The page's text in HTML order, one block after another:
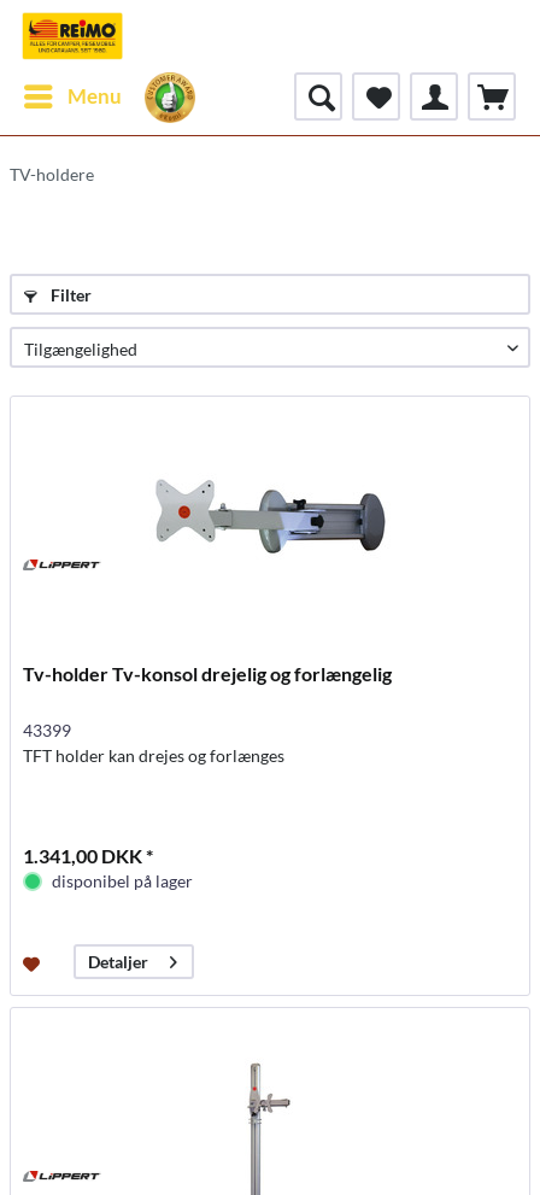
Menu
TV-holdere
Filter
Tv-holder Tv-konsol drejelig og forlængelig
43399
TFT holder kan drejes og forlænges
1.341,00 DKK *
disponibel på lager
Detaljer